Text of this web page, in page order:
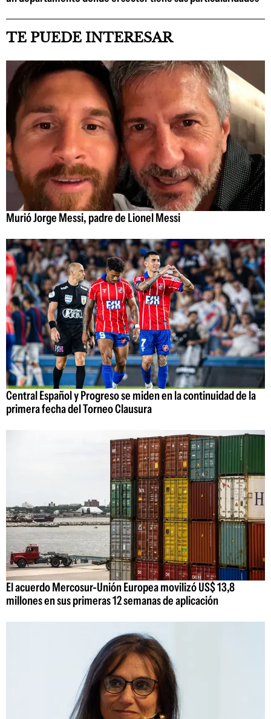
TE PUEDE INTERESAR
Murió Jorge Messi, padre de Lionel Messi
Central Español y Progreso se miden en la continuidad de la
primera fecha del Torneo Clausura
El acuerdo Mercosur-Unión Europea movilizó US$ 13,8
millones en sus primeras 12 semanas de aplicación